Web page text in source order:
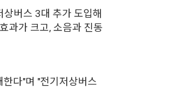
버스 3대 추가 도입해
과가 크고, 소음과 진동
다"며 "전기저상버스